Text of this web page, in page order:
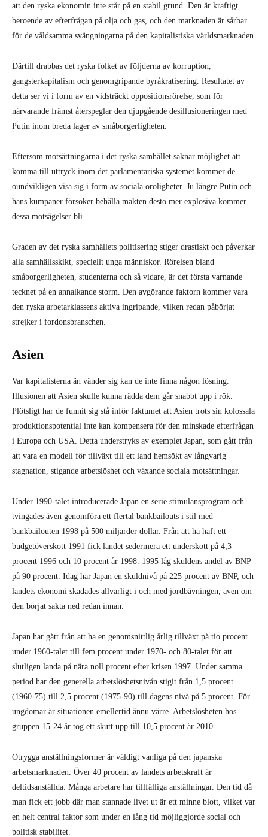
att den ryska ekonomin inte står på en stabil grund. Den är kraftigt
beroende av efterfrågan på olja och gas, och den marknaden är sårbar
för de våldsamma svängningarna på den kapitalistiska världsmarknaden.
Därtill drabbas det ryska folket av följderna av korruption,
gangsterkapitalism och genomgripande byråkratisering. Resultatet av
detta ser vi i form av en vidsträckt oppositionsrörelse, som för
närvarande främst återspeglar den djupgående desillusioneringen med
Putin inom breda lager av småborgerligheten.
Eftersom motsättningarna i det ryska samhället saknar möjlighet att
komma till uttryck inom det parlamentariska systemet kommer de
oundvikligen visa sig i form av sociala oroligheter. Ju längre Putin och
hans kumpaner försöker behålla makten desto mer explosiva kommer
dessa motsägelser bli.
Graden av det ryska samhällets politisering stiger drastiskt och påverkar
alla samhällsskikt, speciellt unga människor. Rörelsen bland
småborgerligheten, studenterna och så vidare, är det första varnande
tecknet på en annalkande storm. Den avgörande faktorn kommer vara
den ryska arbetarklassens aktiva ingripande, vilken redan påbörjat
strejker i fordonsbranschen.
Asien
Var kapitalisterna än vänder sig kan de inte finna någon lösning.
Illusionen att Asien skulle kunna rädda dem går snabbt upp i rök.
Plötsligt har de funnit sig stå inför faktumet att Asien trots sin kolossala
produktionspotential inte kan kompensera för den minskade efterfrågan
i Europa och USA. Detta understryks av exemplet Japan, som gått från
att vara en modell för tillväxt till ett land hemsökt av långvarig
stagnation, stigande arbetslöshet och växande sociala motsättningar.
Under 1990-talet introducerade Japan en serie stimulansprogram och
tvingades även genomföra ett flertal bankbailouts i stil med
bankbailouten 1998 på 500 miljarder dollar. Från att ha haft ett
budgetöverskott 1991 fick landet sedermera ett underskott på 4,3
procent 1996 och 10 procent år 1998. 1995 låg skuldens andel av BNP
på 90 procent. Idag har Japan en skuldnivå på 225 procent av BNP, och
landets ekonomi skadades allvarligt i och med jordbävningen, även om
den börjat sakta ned redan innan.
Japan har gått från att ha en genomsnittlig årlig tillväxt på tio procent
under 1960-talet till fem procent under 1970- och 80-talet för att
slutligen landa på nära noll procent efter krisen 1997. Under samma
period har den generella arbetslöshetsnivån stigit från 1,5 procent
(1960-75) till 2,5 procent (1975-90) till dagens nivå på 5 procent. För
ungdomar är situationen emellertid ännu värre. Arbetslösheten hos
gruppen 15-24 år tog ett skutt upp till 10,5 procent år 2010.
Otrygga anställningsformer är väldigt vanliga på den japanska
arbetsmarknaden. Över 40 procent av landets arbetskraft är
deltidsanställda. Många arbetare har tillfälliga anställningar. Den tid då
man fick ett jobb där man stannade livet ut är ett minne blott, vilket var
en helt central faktor som under en lång tid möjliggjorde social och
politisk stabilitet.